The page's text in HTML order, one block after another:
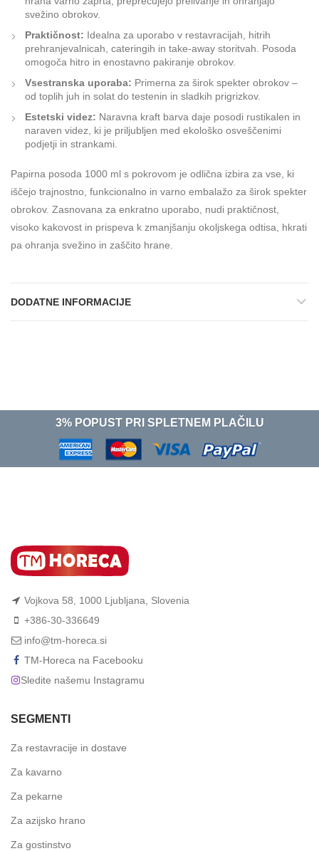
svežino obrokov.
Praktičnost: Idealna za uporabo v restavracijah, hitrih
prehranjevalnicah, cateringih in take-away storitvah. Posoda
omogoča hitro in enostavno pakiranje obrokov.
Vsestranska uporaba: Primerna za širok spekter obrokov –
od toplih juh in solat do testenin in sladkih prigrizkov.
Estetski videz: Naravna kraft barva daje posodi rustikalen in
naraven videz, ki je priljubljen med ekološko osveščenimi
podjetji in strankami.
Papirna posoda 1000 ml s pokrovom je odlična izbira za vse, ki
iščejo trajnostno, funkcionalno in varno embalažo za širok spekter
obrokov. Zasnovana za enkratno uporabo, nudi praktičnost,
visoko kakovost in prispeva k zmanjšanju okoljskega odtisa, hkrati
pa ohranja svežino in zaščito hrane.
DODATNE INFORMACIJE
3% POPUST PRI SPLETNEM PLAČILU
Vojkova 58, 1000 Ljubljana, Slovenia
+386-30-336649
info@tm-horeca.si
TM-Horeca na Facebooku
Sledite našemu Instagramu
SEGMENTI
Za restavracije in dostave
Za kavarno
Za pekarne
Za azijsko hrano
Za gostinstvo